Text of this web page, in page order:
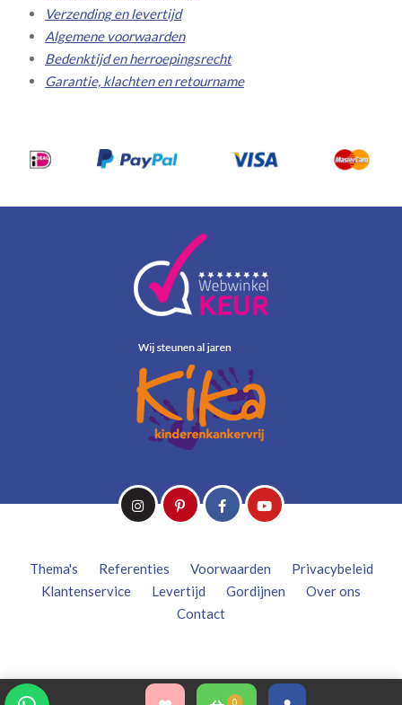
0
Verzending en levertijd
Algemene voorwaarden
Bedenktijd en herroepingsrecht
Garantie, klachten en retourname
Thema's Referenties Voorwaarden
Privacybeleid
Klantenservice
Levertijd Gordijnen
Over ons
Contact